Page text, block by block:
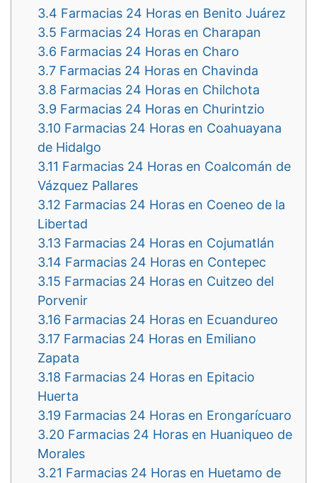
3.4 Farmacias 24 Horas en Benito Juárez
3.5 Farmacias 24 Horas en Charapan
3.6 Farmacias 24 Horas en Charo
3.7 Farmacias 24 Horas en Chavinda
3.8 Farmacias 24 Horas en Chilchota
3.9 Farmacias 24 Horas en Churintzio
3.10 Farmacias 24 Horas en Coahuayana
de Hidalgo
3.11 Farmacias 24 Horas en Coalcomán de
Vázquez Pallares
3.12 Farmacias 24 Horas en Coeneo de la
Libertad
3.13 Farmacias 24 Horas en Cojumatlán
3.14 Farmacias 24 Horas en Contepec
3.15 Farmacias 24 Horas en Cuitzeo del
Porvenir
3.16 Farmacias 24 Horas en Ecuandureo
3.17 Farmacias 24 Horas en Emiliano
Zapata
3.18 Farmacias 24 Horas en Epitacio
Huerta
3.19 Farmacias 24 Horas en Erongarícuaro
3.20 Farmacias 24 Horas en Huaniqueo de
Morales
3.21 Farmacias 24 Horas en Huetamo de